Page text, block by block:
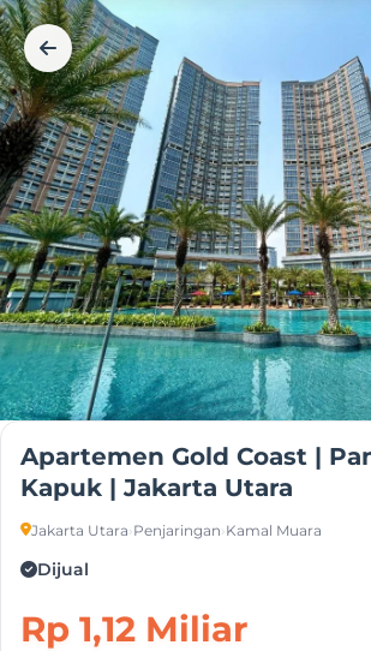
Apartemen Gold Coast |
Kapuk | Jakarta Utara
Jakarta Utara›Penjaringan›Kamal Muara
Dijual
Rp 1,12 Miliar